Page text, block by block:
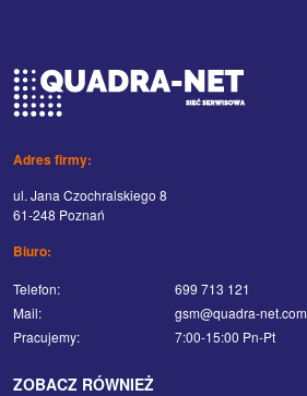
Adres firmy:
ul. Jana Czochralskiego 8
61-248 Poznań
Biuro:
Telefon:
699 713 121
Mail:
gsm@quadra-net.com
Pracujemy:
7:00-15:00 Pn-Pt
ZOBACZ RÓWNIEŻ